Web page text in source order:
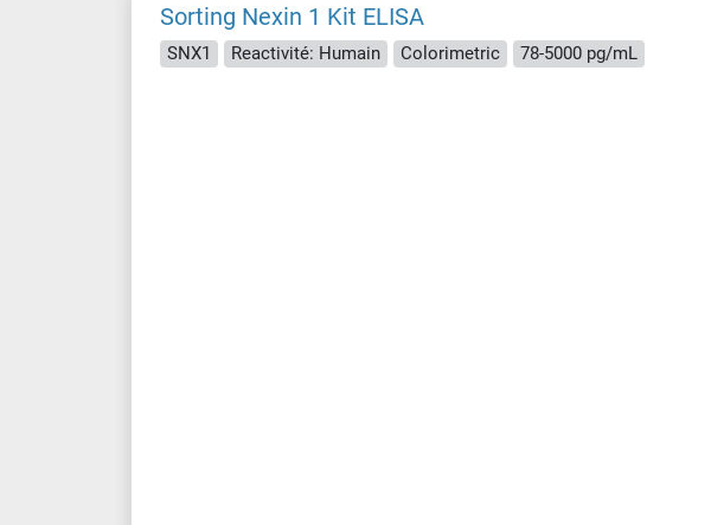
Sorting Nexin 1 Kit ELISA
SNX1 Reactivité: Humain Colorimetric 78-5000 pg/mL